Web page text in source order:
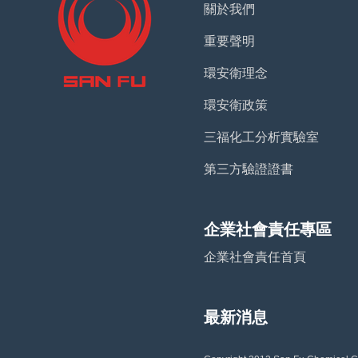
關於我們
重要聲明
環安衛理念
環安衛政策
三福化工分析實驗室
第三方驗證證書
最新消息
企業社會責任專區
企業社會責任首頁